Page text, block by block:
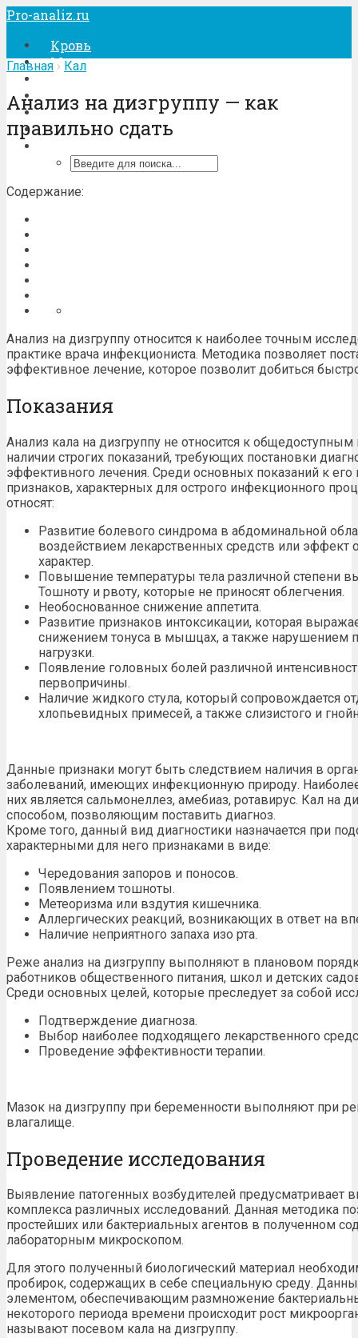
Pro-analiz.ru
Кровь
Моча
Лечение
Процедуры
Главная › Кал
Анализ на дизгруппу — как
правильно сдать
Содержание:
Анализ на дизгруппу относится к наиболее точным
практике врача инфекциониста. Методика позволяет
эффективное лечение, которое позволит добиться
Показания
Анализ кала на дизгруппу не относится к
наличии строгих показаний, требующих постановки
эффективного лечения. Среди основных показаний к
признаков, характерных для острого инфекционного
относят:
Развитие болевого синдрома в абдоминальной
воздействием лекарственных средств или эффект
характер.
Повышение температуры тела различной степени
Тошноту и рвоту, которые не приносят облегчения.
Необоснованное снижение аппетита.
Развитие признаков интоксикации, которая
снижением тонуса в мышцах, а также нарушением
нагрузки.
Появление головных болей различной
первопричины.
Наличие жидкого стула, который сопровождается
хлопьевидных примесей, а также слизистого и
Данные признаки могут быть следствием наличия в
заболеваний, имеющих инфекционную природу.
них является сальмонеллез, амебиаз, ротавирус. Кал на
способом, позволяющим поставить диагноз.
Кроме того, данный вид диагностики назначается при
характерными для него признаками в виде:
Чередования запоров и поносов.
Появлением тошноты.
Метеоризма или вздутия кишечника.
Аллергических реакций, возникающих в ответ на
Наличие неприятного запаха изо рта.
Реже анализ на дизгруппу выполняют в плановом
работников общественного питания, школ и детских
Среди основных целей, которые преследует за собой
Подтверждение диагноза.
Выбор наиболее подходящего лекарственного
Проведение эффективности терапии.
Мазок на дизгруппу при беременности выполняют при
влагалище.
Проведение исследования
Выявление патогенных возбудителей предусматривает
комплекса различных исследований. Данная методика
простейших или бактериальных агентов в полученном
лабораторным микроскопом.
Для этого полученный биологический материал
пробирок, содержащих в себе специальную среду.
элементом, обеспечивающим размножение
некоторого периода времени происходит рост
называют посевом кала на дизгруппу.